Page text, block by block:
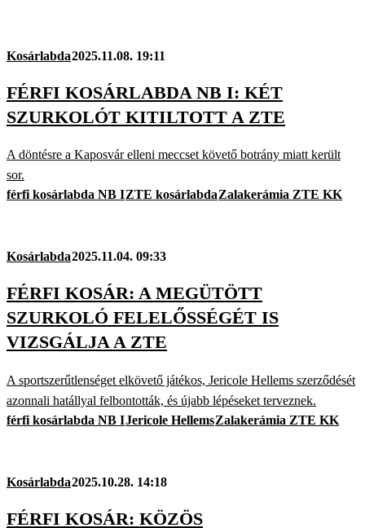
Kosárlabda2025.11.08. 19:11
FÉRFI KOSÁRLABDA NB I: KÉT
SZURKOLÓT KITILTOTT A ZTE
A döntésre a Kaposvár elleni meccset követő botrány miatt került
sor.
férfi kosárlabda NB IZTE kosárlabdaZalakerámia ZTE KK
Kosárlabda2025.11.04. 09:33
FÉRFI KOSÁR: A MEGÜTÖTT
SZURKOLÓ FELELŐSSÉGÉT IS
VIZSGÁLJA A ZTE
A sportszerűtlenséget elkövető játékos, Jericole Hellems szerződését
azonnali hatállyal felbontották, és újabb lépéseket terveznek.
férfi kosárlabda NB IJericole HellemsZalakerámia ZTE KK
Kosárlabda2025.10.28. 14:18
FÉRFI KOSÁR: KÖZÖS